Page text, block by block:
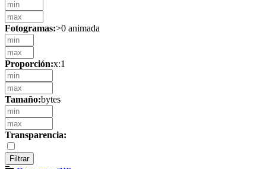
Fotogramas:>0 animada
Proporción:x:1
Tamaño:bytes
Transparencia: